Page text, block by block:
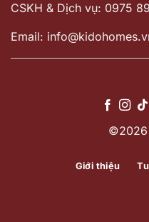
CSKH & Dịch vụ: 0975
Email:
©2026
Giới thiệu